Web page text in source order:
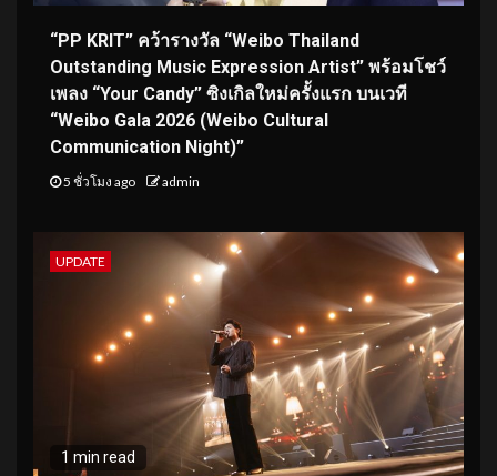
“PP KRIT” คว้ารางวัล “Weibo Thailand
Outstanding Music Expression Artist” พร้อมโชว์
เพลง “Your Candy” ซิงเกิลใหม่ครั้งแรก บนเวที
“Weibo Gala 2026 (Weibo Cultural
Communication Night)”
5 ชั่วโมง ago admin
UPDATE
1 min read